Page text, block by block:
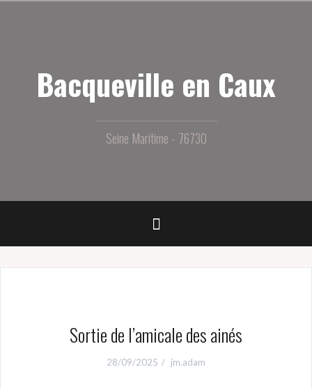
Bacqueville en Caux
Seine Maritime - 76730
Sortie de l’amicale des ainés
28/09/2025 jm.adam